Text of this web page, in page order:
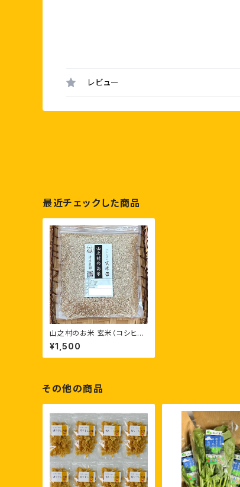
レビュー
最近チェックした商品
山之村のお米 玄米（コシヒカ
リ） 600g(約4合) 送料込み
¥1,500
その他の商品